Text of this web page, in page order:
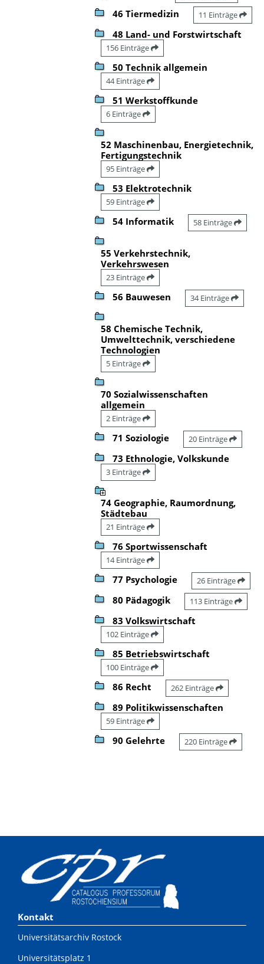
46 Tiermedizin 11 Einträge
48 Land- und Forstwirtschaft
156 Einträge
50 Technik allgemein
44 Einträge
51 Werkstoffkunde
6 Einträge
52 Maschinenbau, Energietechnik,
Fertigungstechnik
95 Einträge
53 Elektrotechnik
59 Einträge
54 Informatik 58 Einträge
55 Verkehrstechnik,
Verkehrswesen
23 Einträge
56 Bauwesen 34 Einträge
58 Chemische Technik,
Umwelttechnik, verschiedene
Technologien
5 Einträge
70 Sozialwissenschaften
allgemein
2 Einträge
71 Soziologie 20 Einträge
73 Ethnologie, Volkskunde
3 Einträge
74 Geographie, Raumordnung,
Städtebau
21 Einträge
76 Sportwissenschaft
14 Einträge
77 Psychologie 26 Einträge
80 Pädagogik 113 Einträge
83 Volkswirtschaft
102 Einträge
85 Betriebswirtschaft
100 Einträge
86 Recht 262 Einträge
89 Politikwissenschaften
59 Einträge
90 Gelehrte 220 Einträge
Kontakt
Universitätsarchiv Rostock
Universitätsplatz 1